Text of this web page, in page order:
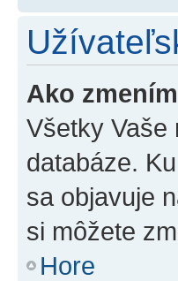
Ako
Všetky Vaše
databáze.
sa objavuje
si môžete
Hore